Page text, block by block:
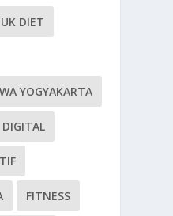
DIET
YOGYAKARTA
DIGITAL
FITNESS